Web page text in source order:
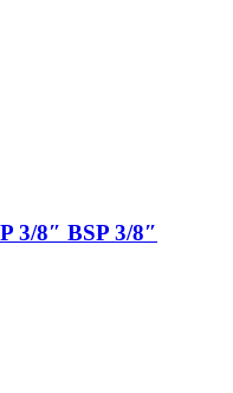
3/8″ BSP 3/8″